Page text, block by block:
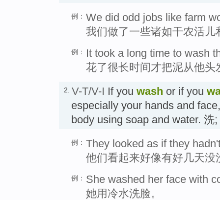
例： We did odd jobs like farm
我们做了一些诸如干农活
例：
It took a long time to wash
花了很长时间才把泥从他头
2. V-T/V-I If you wash or if you
especially your hands and
body using soap and water. 洗
例： They looked as if they
他们看起来好像有好几天没
例： She washed her face with
她用冷水洗脸。